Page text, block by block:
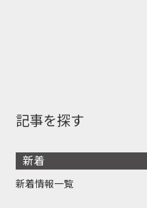
記事を探す
新着
新着情報一覧